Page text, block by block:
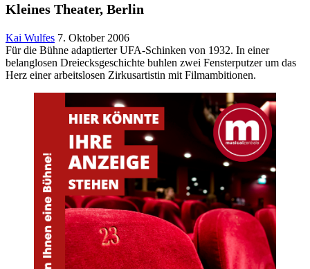
Kleines Theater, Berlin
Kai Wulfes 7. Oktober 2006
Für die Bühne adaptierter UFA-Schinken von 1932. In einer
belanglosen Dreiecksgeschichte buhlen zwei Fensterputzer um das
Herz einer arbeitslosen Zirkusartistin mit Filmambitionen.